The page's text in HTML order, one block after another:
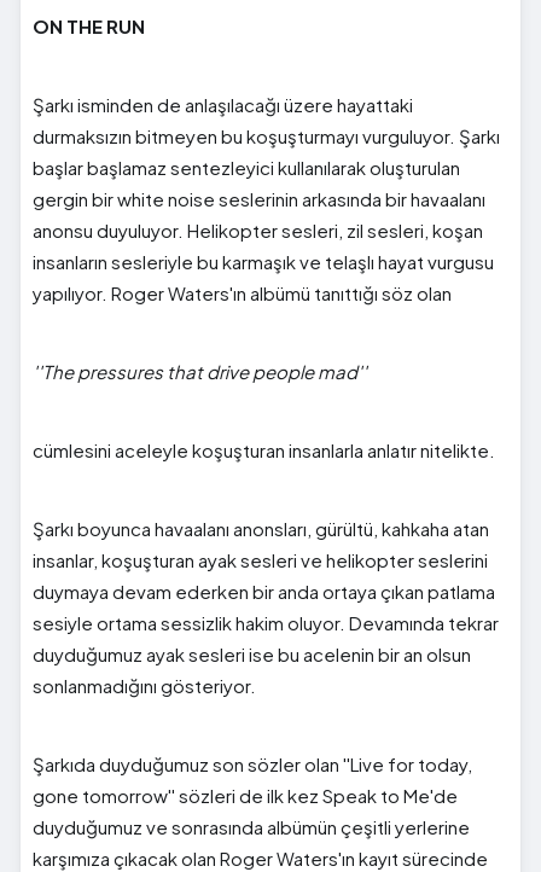
ON THE RUN
Şarkı isminden de anlaşılacağı üzere hayattaki
durmaksızın bitmeyen bu koşuşturmayı vurguluyor. Şarkı
başlar başlamaz sentezleyici kullanılarak oluşturulan
gergin bir white noise seslerinin arkasında bir havaalanı
anonsu duyuluyor. Helikopter sesleri, zil sesleri, koşan
insanların sesleriyle bu karmaşık ve telaşlı hayat vurgusu
yapılıyor. Roger Waters'ın albümü tanıttığı söz olan
''The pressures that drive people mad''
cümlesini aceleyle koşuşturan insanlarla anlatır nitelikte.
Şarkı boyunca havaalanı anonsları, gürültü, kahkaha atan
insanlar, koşuşturan ayak sesleri ve helikopter seslerini
duymaya devam ederken bir anda ortaya çıkan patlama
sesiyle ortama sessizlik hakim oluyor. Devamında tekrar
duyduğumuz ayak sesleri ise bu acelenin bir an olsun
sonlanmadığını gösteriyor.
Şarkıda duyduğumuz son sözler olan ''Live for today,
gone tomorrow'' sözleri de ilk kez Speak to Me'de
duyduğumuz ve sonrasında albümün çeşitli yerlerine
karşımıza çıkacak olan Roger Waters'ın kayıt sürecinde